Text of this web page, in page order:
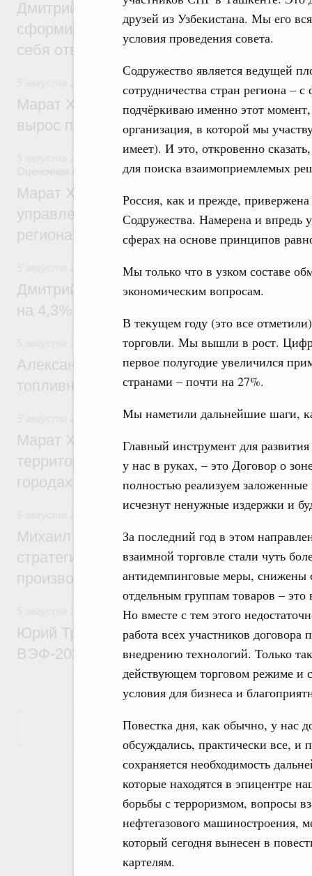
друзей из Узбекистана. Мы его
условия проведения совета.
Содружество является ведущей
сотрудничества стран региона –
подчёркиваю именно этот
организация, в которой мы
имеет). И это, откровенно
для поиска взаимоприемлемых
Россия, как и прежде,
Содружества. Намерена и впредь
сферах на основе принципов
Мы только что в узком составе
экономическим вопросам.
В текущем году (это все
торговли. Мы вышли в рост.
первое полугодие увеличился
странами – почти на 27%.
Мы наметили дальнейшие шаги,
Главный инструмент для
у нас в руках, – это Договор о
полностью реализуем
исчезнут ненужные издержки и
За последний год в этом
взаимной торговле стали чуть
антидемпинговые меры,
отдельным группам товаров –
Но вместе с тем этого
работа всех участников
внедрению технологий. Только
действующем торговом режиме и
условия для бизнеса и
Повестка дня, как обычно, у нас
обсуждались, практически все,
сохраняется необходимость
которые находятся в эпицентре
борьбы с терроризмом, вопросы
нефтегазового машиностроения,
который сегодня вынесен в
картелям.
Дмитрий Чернышенко: Всемирный
сформировал целое сообщество людей,
себя ответственность за будущее
Марат Хуснуллин: Ввод нежилых зданий
вырос почти на треть
Земельные отношения. Кадастровая
Оценочная деятельность
Марат Хуснуллин: По решению
управление «ДОМ.РФ» перейдёт более
регионах
Внутренний и въездной туризм
Дмитрий Чернышенко: Внутренний
на 4,3%, въездной – на 20,1%
Оборот бензина и дизельного топлива
Александр Новак провёл совещание по
топливном рынке
Жилищная политика, рынок жилья
Марат Хуснуллин: Первые проекты
территорий в Донбассе и Новороссии
городах ДНР
Вопросы производительности труда и
Михаил Мишустин дал поручения по
стратегической сессии, посвящённой
производительности труда
Общие вопросы развития ДФО
Юрий Трутнев: Опубликована
ВЭФ-2026
Показать еще